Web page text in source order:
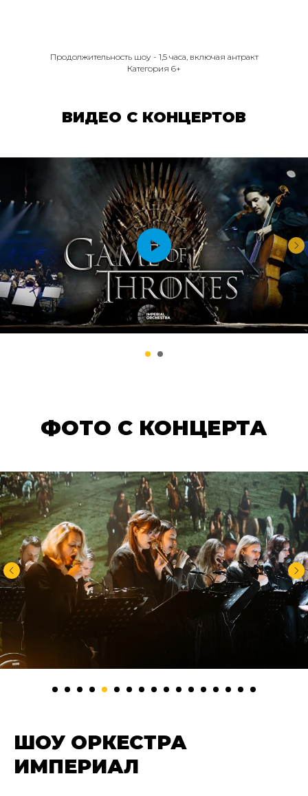
Продолжительность шоу - 1,5 часа, включая антракт
Категория 6+
ВИДЕО С КОНЦЕРТОВ
ФОТО С КОНЦЕРТА
ШОУ ОРКЕСТРА
ИМПЕРИАЛ